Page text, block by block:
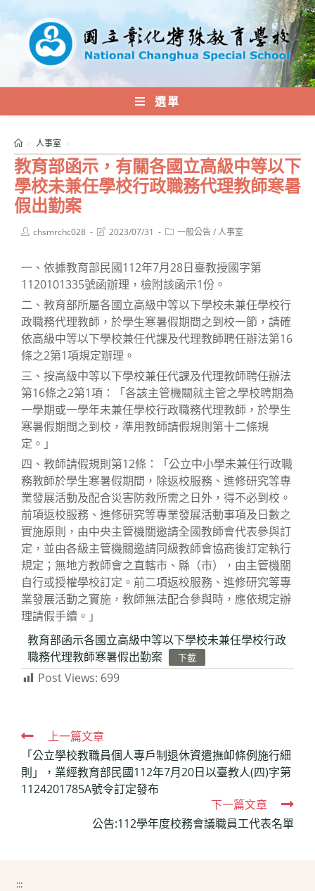
轉
內
選單
教育部函示，有關各國立高級中等以下
學校未兼任學校行政職務代理教師寒暑
假出勤案
> 人事室 >
Postchsmrchc028
Post2023/07/31
Post一般公告/人事室
一、依據教育部民國112年7月28日臺教授國字第
1120101335號函辦理，檢附該函示1份。
二、教育部所屬各國立高級中等以下學校未兼任學校行
政職務代理教師，於學生寒暑假期間之到校一節，請確
依高級中等以下學校兼任代課及代理教師聘任辦法第16
條之2第1項規定辦理。
三、按高級中等以下學校兼任代課及代理教師聘任辦法
第16條之2第1項：「各該主管機關就主管之學校聘期為
一學期或一學年未兼任學校行政職務代理教師，於學生
寒暑假期間之到校，準用教師請假規則第十二條規
定。」
四、教師請假規則第12條：「公立中小學未兼任行政職
務教師於學生寒暑假期間，除返校服務、進修研究等專
業發展活動及配合災害防救所需之日外，得不必到校。
前項返校服務、進修研究等專業發展活動事項及日數之
實施原則，由中央主管機關邀請全國教師會代表參與訂
定，並由各級主管機關邀請同級教師會協商後訂定執行
規定；無地方教師會之直轄市、縣（市），由主管機關
自行或授權學校訂定。前二項返校服務、進修研究等專
業發展活動之實施，教師無法配合參與時，應依規定辦
理請假手續。」
教育部函示各國立高級中等以下學校未兼任學校行政
職務代理教師寒暑假出勤案
下載
Post Views: 699
Read
more
articles
上一篇文章
「公立學校教職員個人專戶制退休資遣撫卹條例施行細
則」，業經教育部民國112年7月20日以臺教人(四)字第
1124201785A號令訂定發布
下一篇文章
公告:112學年度校務會議職員工代表名單
:::